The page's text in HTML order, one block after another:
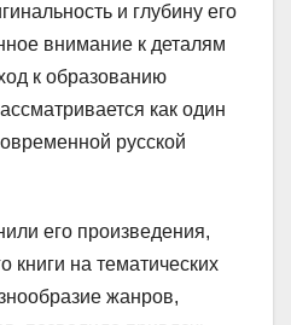
и глубину его
внимание к деталям
к образованию
как один
русской
его произведения,
книги на тематических
жанров,